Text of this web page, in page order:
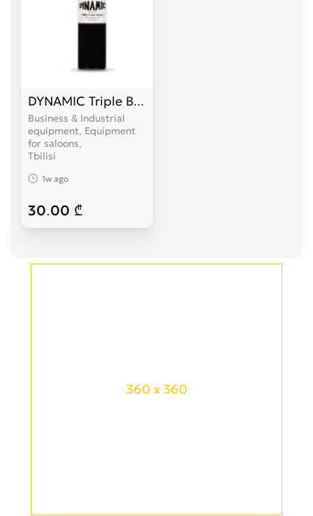
DYNAMIC Triple Black-ტატუს პიგმენტი
Business & Industrial
equipment, Equipment
for saloons
Tbilisi
1w ago
30.00 ₾
360 x 360